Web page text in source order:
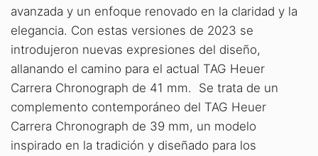
avanzada y un enfoque renovado en la claridad y la
elegancia. Con estas versiones de 2023 se
introdujeron nuevas expresiones del diseño,
allanando el camino para el actual TAG Heuer
Carrera Chronograph de 41 mm. Se trata de un
complemento contemporáneo del TAG Heuer
Carrera Chronograph de 39 mm, un modelo
inspirado en la tradición y diseñado para los